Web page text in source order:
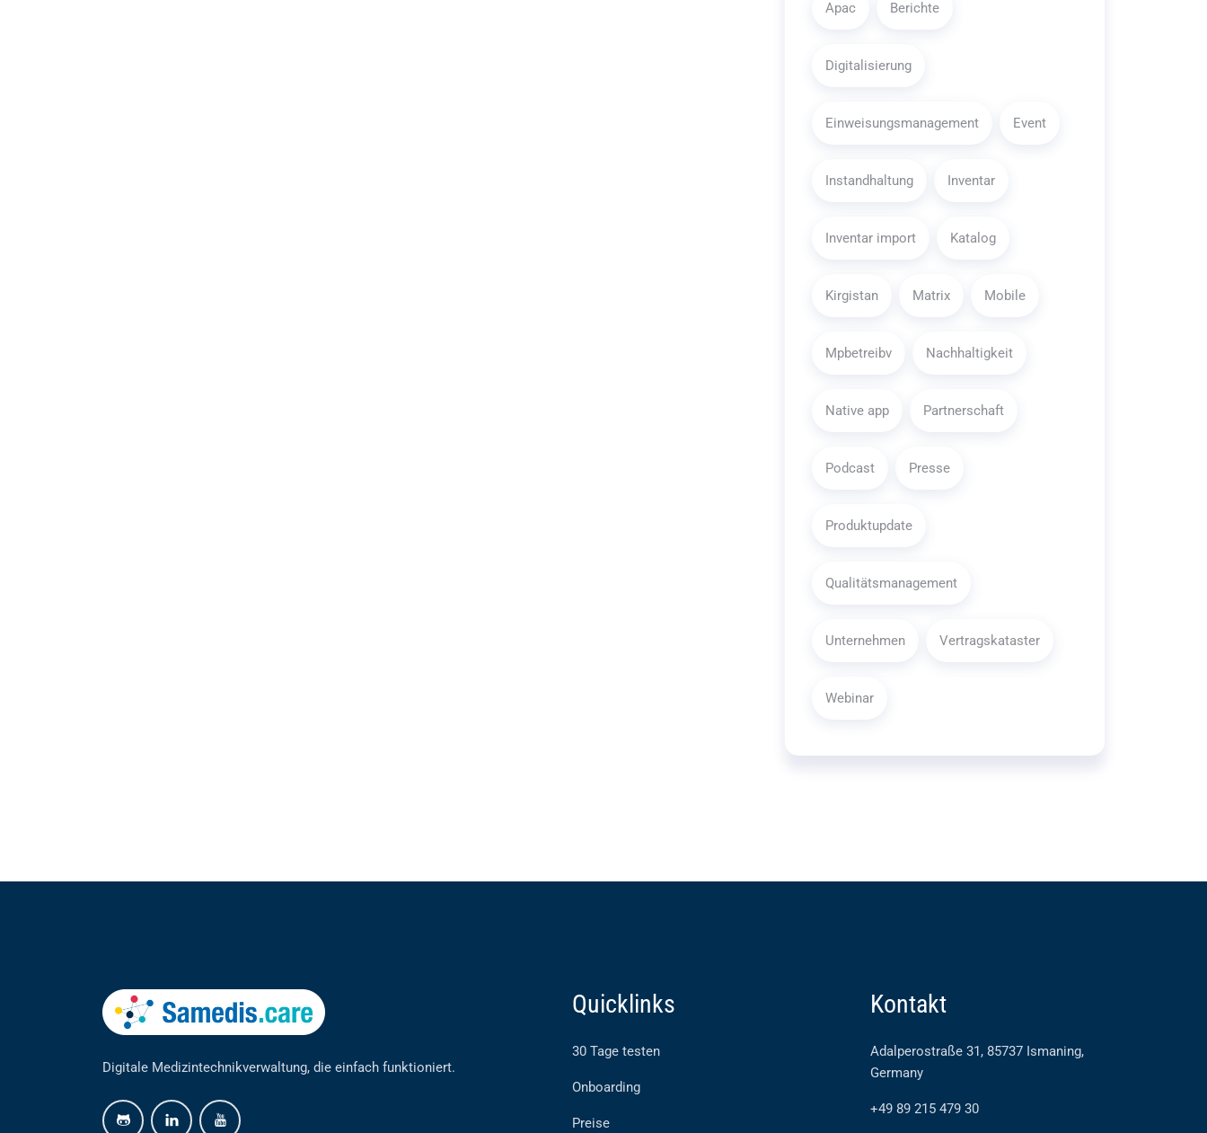
Apac Berichte
Digitalisierung
Einweisungsmanagement Event
Instandhaltung Inventar
Inventar import Katalog
Kirgistan Matrix Mobile
Mpbetreibv Nachhaltigkeit
Native app Partnerschaft
Podcast Presse
Produktupdate
Qualitätsmanagement
Unternehmen Vertragskataster
Webinar
Digitale Medizintechnikverwaltung, die einfach funktioniert.
Quicklinks
30 Tage testen
Onboarding
Preise
Kontakt
Adalperostraße 31, 85737 Ismaning,
Germany
+49 89 215 479 30